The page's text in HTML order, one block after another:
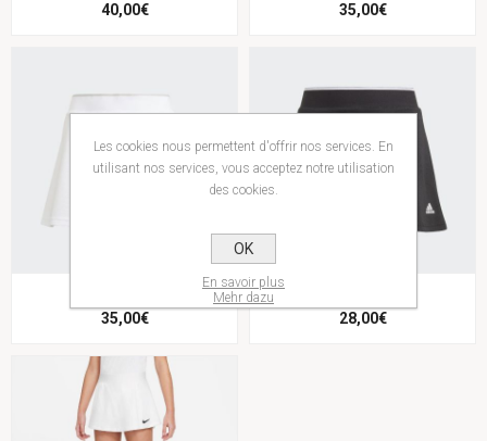
40,00€ 35,00€
35,00€ 28,00€
Les cookies nous permettent d'offrir nos services. En
utilisant nos services, vous acceptez notre utilisation
des cookies.
OK
En savoir plus
Mehr dazu